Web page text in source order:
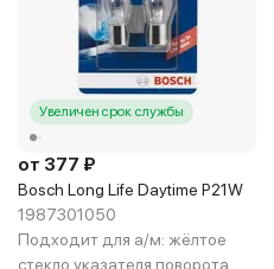
Увеличен срок службы
от 377 ₽
Bosch Long Life Daytime P21W
1987301050
Подходит для а/м: жёлтое
стекло указателя поворота